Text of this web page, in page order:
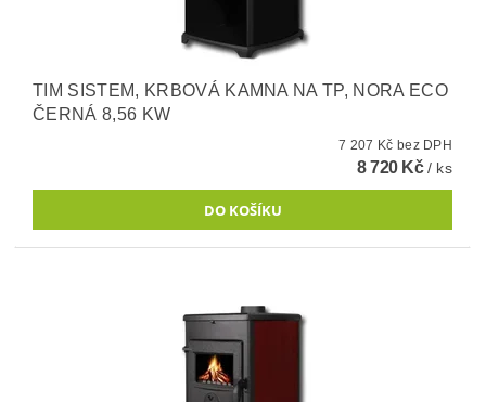
TIM SISTEM, KRBOVÁ KAMNA NA TP, NORA ECO
ČERNÁ 8,56 KW
7 207 Kč bez DPH
8 720 Kč/ ks